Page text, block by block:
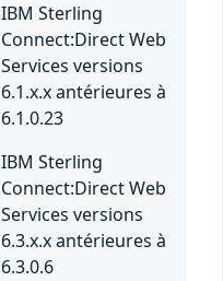
IBM Sterling
Connect:Direct Web
Services versions
6.1.x.x antérieures à
6.1.0.23
IBM Sterling
Connect:Direct Web
Services versions
6.3.x.x antérieures à
6.3.0.6